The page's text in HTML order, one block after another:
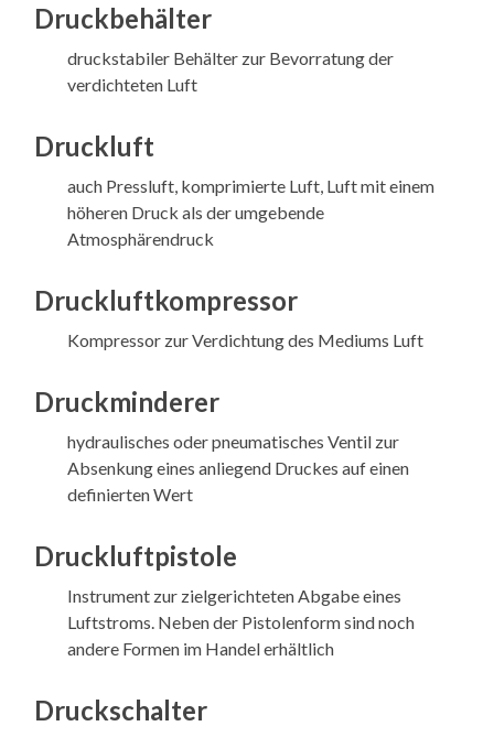
Druckbehälter
druckstabiler Behälter zur Bevorratung der
verdichteten Luft
Druckluft
auch Pressluft, komprimierte Luft, Luft mit einem
höheren Druck als der umgebende
Atmosphärendruck
Druckluftkompressor
Kompressor zur Verdichtung des Mediums Luft
Druckminderer
hydraulisches oder pneumatisches Ventil zur
Absenkung eines anliegend Druckes auf einen
definierten Wert
Druckluftpistole
Instrument zur zielgerichteten Abgabe eines
Luftstroms. Neben der Pistolenform sind noch
andere Formen im Handel erhältlich
Druckschalter